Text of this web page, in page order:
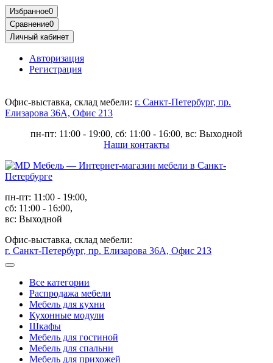
Избранное0
Сравнение0
Личный кабинет
Авторизация
Регистрация
Офис-выставка, склад мебели: г. Санкт-Петербург, пр.
Елизарова 36А, Офис 213
пн-пт: 11:00 - 19:00, сб: 11:00 - 16:00, вс: Выходной
Наши контакты
пн-пт: 11:00 - 19:00,
сб: 11:00 - 16:00,
вс: Выходной
Офис-выставка, склад мебели:
г. Санкт-Петербург, пр. Елизарова 36А, Офис 213
Все категории
Распродажа мебели
Мебель для кухни
Кухонные модули
Шкафы
Мебель для гостиной
Мебель для спальни
Мебель для прихожей